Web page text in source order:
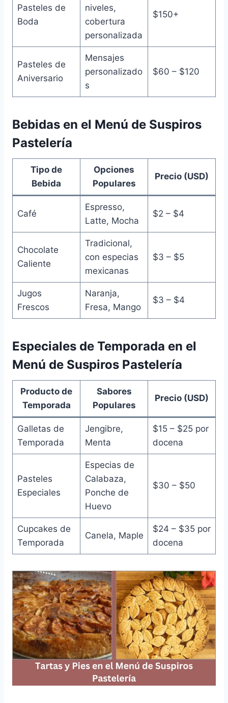
Pasteles de
Boda
niveles,
cobertura
personalizada
$150+
Pasteles de
Aniversario
Mensajes
personalizado
s
$60 – $120
Bebidas en el Menú de Suspiros
Pastelería
Tipo de
Bebida
Opciones
Populares
Precio (USD)
Café
Espresso,
Latte, Mocha
$2 – $4
Chocolate
Caliente
Tradicional,
con especias
mexicanas
$3 – $5
Jugos
Frescos
Naranja,
Fresa, Mango
$3 – $4
Especiales de Temporada en el
Menú de Suspiros Pastelería
Producto de
Temporada
Sabores
Populares
Precio (USD)
Galletas de
Temporada
Jengibre,
Menta
$15 – $25 por
docena
Pasteles
Especiales
Especias de
Calabaza,
Ponche de
Huevo
$30 – $50
Cupcakes de
Temporada
Canela, Maple
$24 – $35 por
docena